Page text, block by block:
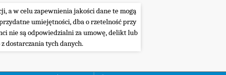
a w celu zapewnienia jakości dane te mogą
umiejętności, dba o rzetelność przy
nie są odpowiedzialni za umowę, delikt lub
dostarczania tych danych.